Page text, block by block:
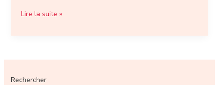
Lire la suite »
Rechercher